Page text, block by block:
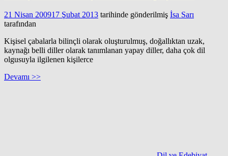
21 Nisan 200917 Şubat 2013 tarihinde gönderilmiş İsa Sarı
tarafından
Kişisel çabalarla bilinçli olarak oluşturulmuş, doğallıktan uzak,
kaynağı belli diller olarak tanımlanan yapay diller, daha çok dil
olgusuyla ilgilenen kişilerce
Devamı >>